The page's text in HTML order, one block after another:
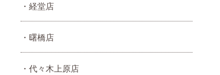
経堂店
曙橋店
代々木上原店